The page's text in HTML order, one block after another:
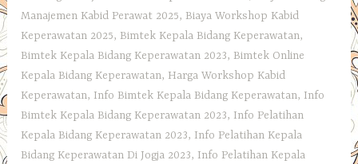
Manajemen Kabid Perawat 2025, Biaya Workshop Kabid
Keperawatan 2025, Bimtek Kepala Bidang Keperawatan,
Bimtek Kepala Bidang Keperawatan 2023, Bimtek Online
Kepala Bidang Keperawatan, Harga Workshop Kabid
Keperawatan, Info Bimtek Kepala Bidang Keperawatan, Info
Bimtek Kepala Bidang Keperawatan 2023, Info Pelatihan
Kepala Bidang Keperawatan 2023, Info Pelatihan Kepala
Bidang Keperawatan Di Jogja 2023, Info Pelatihan Kepala